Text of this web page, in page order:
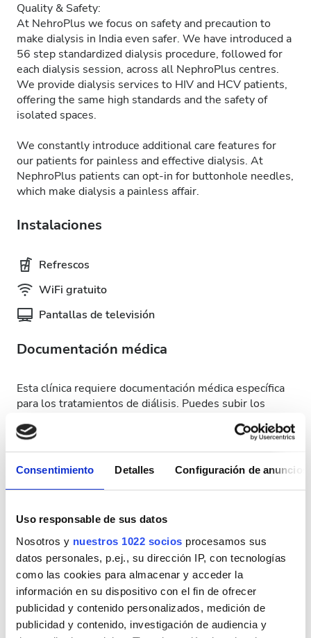
Consentimiento Detalles Configuración de anuncios
Uso responsable de sus datos
Nosotros y nuestros 1022 socios procesamos sus
datos personales, p.ej., su dirección IP, con tecnologías
como las cookies para almacenar y acceder la
información en su dispositivo con el fin de ofrecer
publicidad y contenido personalizados, medición de
publicidad y contenido, investigación de audiencia y
Quality & Safety:
At NehroPlus we focus on safety and precaution to
make dialysis in India even safer. We have introduced a
56 step standardized dialysis procedure, followed for
each dialysis session, across all NephroPlus centres.
We provide dialysis services to HIV and HCV patients,
offering the same high standards and the safety of
isolated spaces.
We constantly introduce additional care features for
our patients for painless and effective dialysis. At
NephroPlus patients can opt-in for buttonhole needles,
which make dialysis a painless affair.
Instalaciones
Refrescos
WiFi gratuito
Pantallas de televisión
Documentación médica
Esta clínica requiere documentación médica específica
para los tratamientos de diálisis. Puedes subir los
llegues.
Information & Patient Identification Form
Agosto 2026